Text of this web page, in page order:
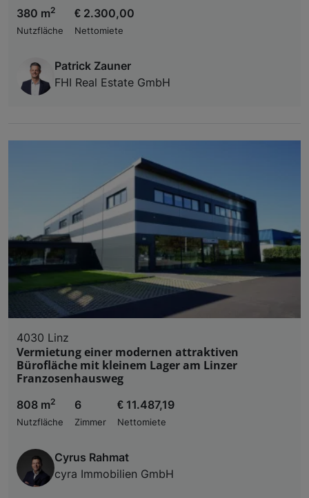
380 m2
Nutzfläche
€ 2.300,00
Nettomiete
Patrick Zauner
FHI Real Estate GmbH
4030 Linz
Vermietung einer modernen attraktiven
Bürofläche mit kleinem Lager am Linzer
Franzosenhausweg
808 m2
Nutzfläche
6
Zimmer
€ 11.487,19
Nettomiete
Cyrus Rahmat
cyra Immobilien GmbH